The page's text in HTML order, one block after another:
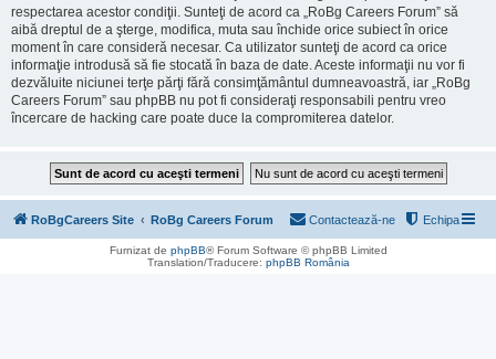
respectarea acestor condiţii. Sunteţi de acord ca „RoBg Careers Forum” să
aibă dreptul de a şterge, modifica, muta sau închide orice subiect în orice
moment în care consideră necesar. Ca utilizator sunteţi de acord ca orice
informaţie introdusă să fie stocată în baza de date. Aceste informaţii nu vor fi
dezvăluite niciunei terţe părţi fără consimţământul dumneavoastră, iar „RoBg
Careers Forum” sau phpBB nu pot fi consideraţi responsabili pentru vreo
încercare de hacking care poate duce la compromiterea datelor.
RoBgCareers Site RoBg Careers Forum Echipa
Contactează-ne
Furnizat de phpBB® Forum Software © phpBB Limited
Translation/Traducere: phpBB România